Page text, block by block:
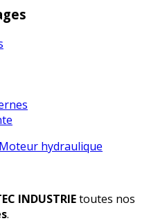
Moteur hydraulique
INDUSTRIEtoutes nos
.